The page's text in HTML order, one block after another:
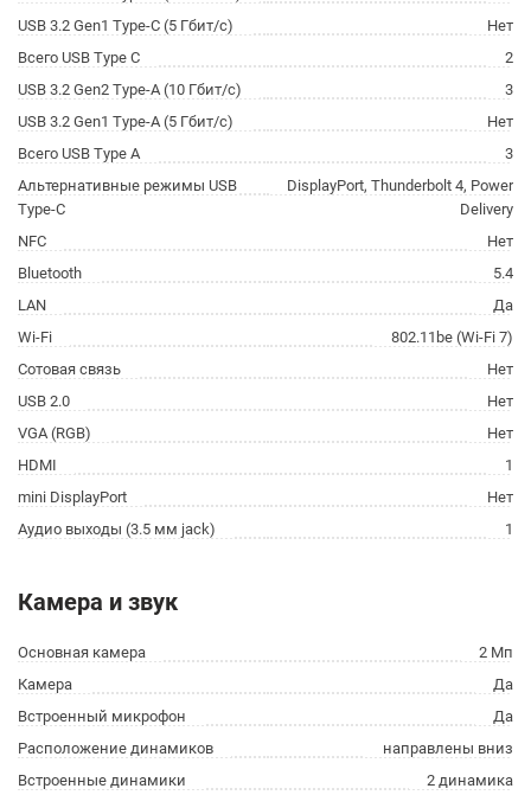
USB 3.2 Gen1 Type-C (5 Гбит/с)
Нет
Всего USB Type C
2
USB 3.2 Gen2 Type-A (10 Гбит/с)
3
USB 3.2 Gen1 Type-A (5 Гбит/с)
Нет
Всего USB Type A
3
Альтернативные режимы USB
Type-C
DisplayPort, Thunderbolt 4, Power
Delivery
NFC
Нет
Bluetooth
5.4
LAN
Да
Wi-Fi
802.11be (Wi-Fi 7)
Сотовая связь
Нет
USB 2.0
Нет
VGA (RGB)
Нет
HDMI
1
mini DisplayPort
Нет
Аудио выходы (3.5 мм jack)
1
Камера и звук
Основная камера
2 Мп
Камера
Да
Встроенный микрофон
Да
Расположение динамиков
направлены вниз
Встроенные динамики
2 динамика